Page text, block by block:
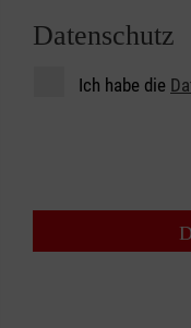
Datenschutz
Ich habe die